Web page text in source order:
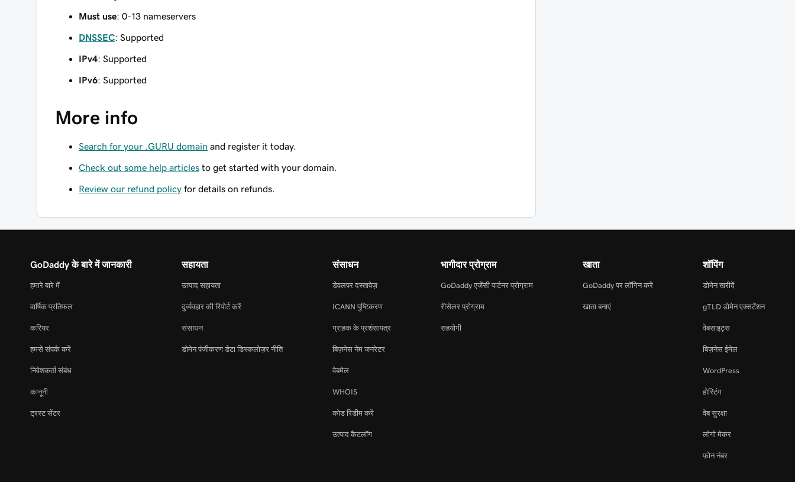
Must use: 0-13 nameservers
DNSSEC: Supported
IPv4: Supported
IPv6: Supported
More info
Search for your .GURU domain and register it today.
Check out some help articles to get started with your domain.
Review our refund policy for details on refunds.
GoDaddy के बारे में जानकारी
हमारे बारे में
वार्षिक प्रतिफल
करियर
हमसे संपर्क करें
निवेशकर्ता संबंध
कानूनी
ट्रस्ट सेंटर
सहायता
उत्पाद सहायता
दुर्व्यवहार की रिपोर्ट करें
संसाधन
डोमेन पंजीकरण डेटा डिस्कलोज़र नीति
संसाधन
डेवलपर दस्तावेज़
ICANN पुष्टिकरण
ग्राहक के प्रशंसापत्र
बिज़नेस नेम जनरेटर
वेबमेल
WHOIS
कोड रिडीम करें
उत्पाद कैटलॉग
भागीदार प्रोग्राम
GoDaddy एजेंसी पार्टनर प्रोग्राम
रीसेलर प्रोग्राम
सहयोगी
खाता
GoDaddy पर लॉगिन करें
खाता बनाएं
शॉपिंग
डोमेन खरीदें
gTLD डोमेन एक्सटेंशन
वेबसाइट्स
बिज़नेस ईमेल
WordPress
होस्टिंग
वेब सुरक्षा
लोगो मेकर
फ़ोन नंबर